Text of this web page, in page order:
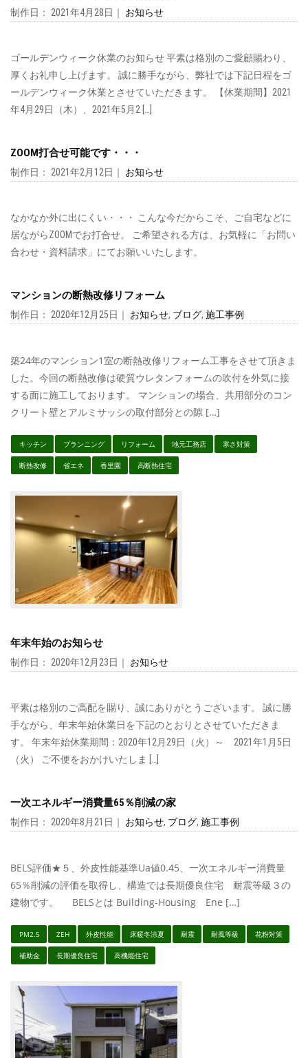
制作日： 2021年4月28日｜ お知らせ
ゴールデンウィーク休業のお知らせ 平素は格別のご愛顧賜わり、
厚くお礼申し上げます。 誠に勝手ながら、弊社では下記日程をゴ
ールデンウィーク休業とさせていただきます。 【休業期間】2021
年4月29日（木）、2021年5月2 […]
ZOOM打合せ可能です・・・
制作日： 2021年2月12日｜ お知らせ
なかなか外に出にくい・・・ こんな今だからこそ、ご自宅などに
居ながらZOOMでお打合せ。 ご希望される方は、お気軽に「お問い
合わせ・資料請求」にてお願いいたします。
マンションの断熱改修リフォーム
制作日： 2020年12月25日｜ お知らせ, ブログ, 施工事例
築24年のマンション1室の断熱改修リフォーム工事をさせて頂きま
した。今回の断熱改修は硬質ウレタンフォームの吹付を外気に接
する面に施工しております。 マンションの場合、共用部分のコン
クリート壁とアルミサッシの取付部分との隙 […]
キッチン プランニング リフォーム 地元工務店 寒さ対策
断熱改修 省エネ 香里園 高断熱住宅
年末年始のお知らせ
制作日： 2020年12月23日｜ お知らせ
平素は格別のご高配を賜り、誠にありがとうございます。 誠に勝
手ながら、年末年始休業日を下記のとおりとさせていただきま
す。 年末年始休業期間：2020年12月29日（火）～ 2021年1月5日
（火） ご不便をおかけいたしま […]
一次エネルギー消費量65％削減の家
制作日： 2020年8月21日｜ お知らせ, ブログ, 施工事例
BELS評価★５、外皮性能基準Ua値0.45、一次エネルギー消費量
65％削減の評価を取得し、構造では長期優良住宅 耐震等級３の
建物です。 BELSとは Building-Housing Ene […]
PM2.5 ZEH 外皮性能 床暖冬涼夏 耐震 耐風等級 花粉対策
補助金 長期優良住宅 高機能住宅